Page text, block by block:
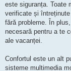
este siguranța. Toate
verificate și
fără probleme. În
necesară pentru a te
ale vacanței.
Confortul este un alt
sisteme multimedia